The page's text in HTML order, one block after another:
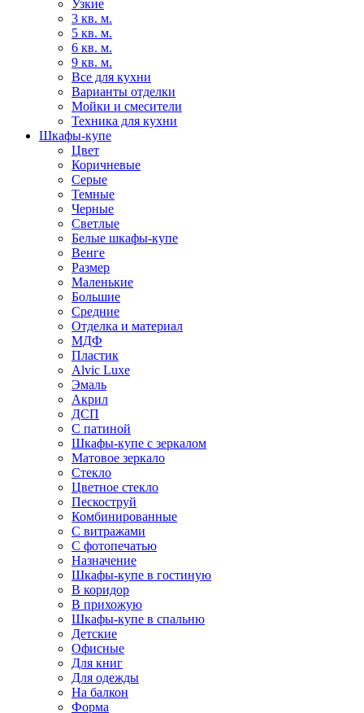
Узкие
3 кв. м.
5 кв. м.
6 кв. м.
9 кв. м.
Все для кухни
Варианты отделки
Мойки и смесители
Техника для кухни
Шкафы-купе
Цвет
Коричневые
Серые
Темные
Черные
Светлые
Белые шкафы-купе
Венге
Размер
Маленькие
Большие
Средние
Отделка и материал
МДФ
Пластик
Alvic Luxe
Эмаль
Акрил
ДСП
С патиной
Шкафы-купе с зеркалом
Матовое зеркало
Стекло
Цветное стекло
Пескоструй
Комбинированные
С витражами
С фотопечатью
Назначение
Шкафы-купе в гостиную
В коридор
В прихожую
Шкафы-купе в спальню
Детские
Офисные
Для книг
Для одежды
На балкон
Форма